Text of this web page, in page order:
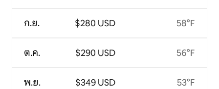
ก.ย.
ต.ค.
พ.ย.
$280 USD
$290 USD
$349 USD
58°F
56°F
53°F